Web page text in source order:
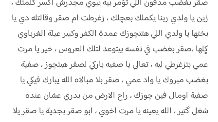
صقر بغضب مدفون اللي تؤمر بيه يبوي مجدرش اكسر كلمتك ،
زين يا ولدي ربنا يكملك بعچلك ، زغرطت ام صقر وقالتله دي يا
بختها يا ولدي اللي هتتچوزك عمدة الكفر وكبير عيلة الغرباوي
کٍلها ،صقر بغضب في نفسه بيتوعد لتلك العروس ، خير يا مرت
عمي بتزغرطي ليه ، تعالي يا صفيه باركي لصقر هيتچوز ، صفية
بغضب مبروك يا واد عمي ، صقر بلا مبالاه الله يبارك فيكي يا
صفية اومال فين چوزك ، راح الارض من بدري عشان عنده
شغل گتير ، الله يعينه يا مرت اخوي ، ابو صقر بجدية يا صقر يلا